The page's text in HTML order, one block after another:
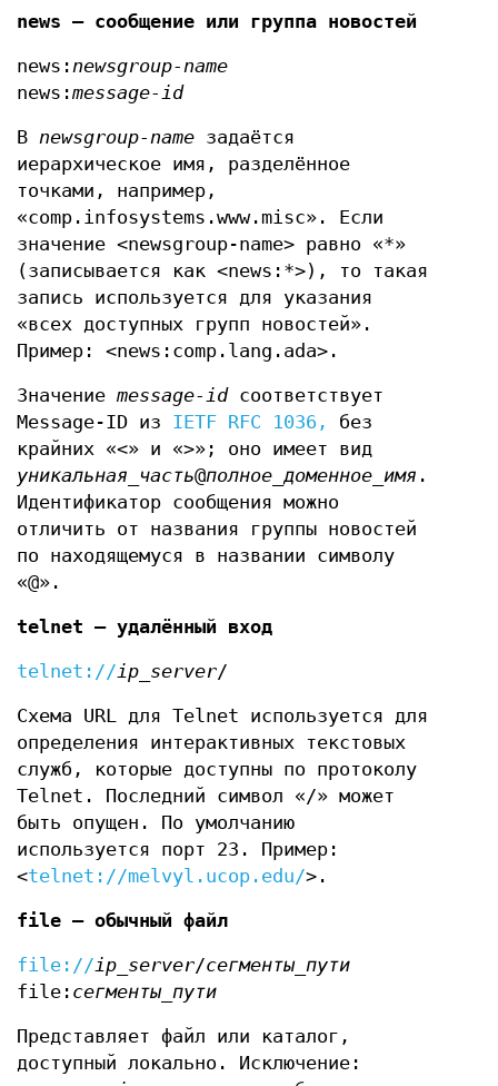
news — сообщение или группа новостей
news:newsgroup-name
news:message-id
В newsgroup-name задаётся
иерархическое имя, разделённое
точками, например,
«comp.infosystems.www.misc». Если
значение <newsgroup-name> равно «*»
(записывается как <news:*>), то такая
запись используется для указания
«всех доступных групп новостей».
Пример: <news:comp.lang.ada>.
Значение message-idсоответствует
Message-ID из IETF RFC 1036,
без
крайних «<» и «>»; оно имеет вид
уникальная_часть@полное_доменное_имя .
Идентификатор сообщения можно
отличить от названия группы новостей
по находящемуся в названии символу
«@».
telnet — удалённый вход
telnet://ip_server/
Схема URL для Telnet используется для
определения интерактивных текстовых
служб, которые доступны по протоколу
Telnet. Последний символ «/» может
быть опущен. По умолчанию
используется порт 23. Пример:
<telnet://melvyl.ucop.edu/>.
file — обычный файл
file://ip_server/сегменты_пути
file: сегменты_пути
Представляет файл или каталог,
доступный локально. Исключение: